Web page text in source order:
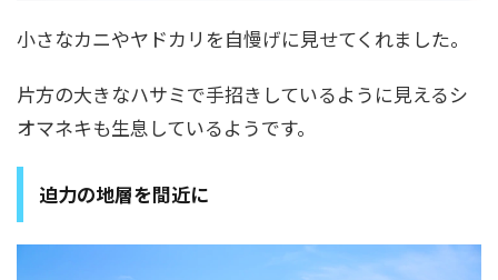
小さなカニやヤドカリを自慢げに見せてくれました。
片方の大きなハサミで手招きしているように見えるシ
オマネキも生息しているようです。
迫力の地層を間近に